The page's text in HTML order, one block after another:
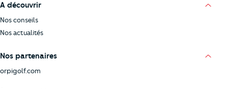
A découvrir
Nos conseils
Nos actualités
Nos partenaires
orpigolf.com